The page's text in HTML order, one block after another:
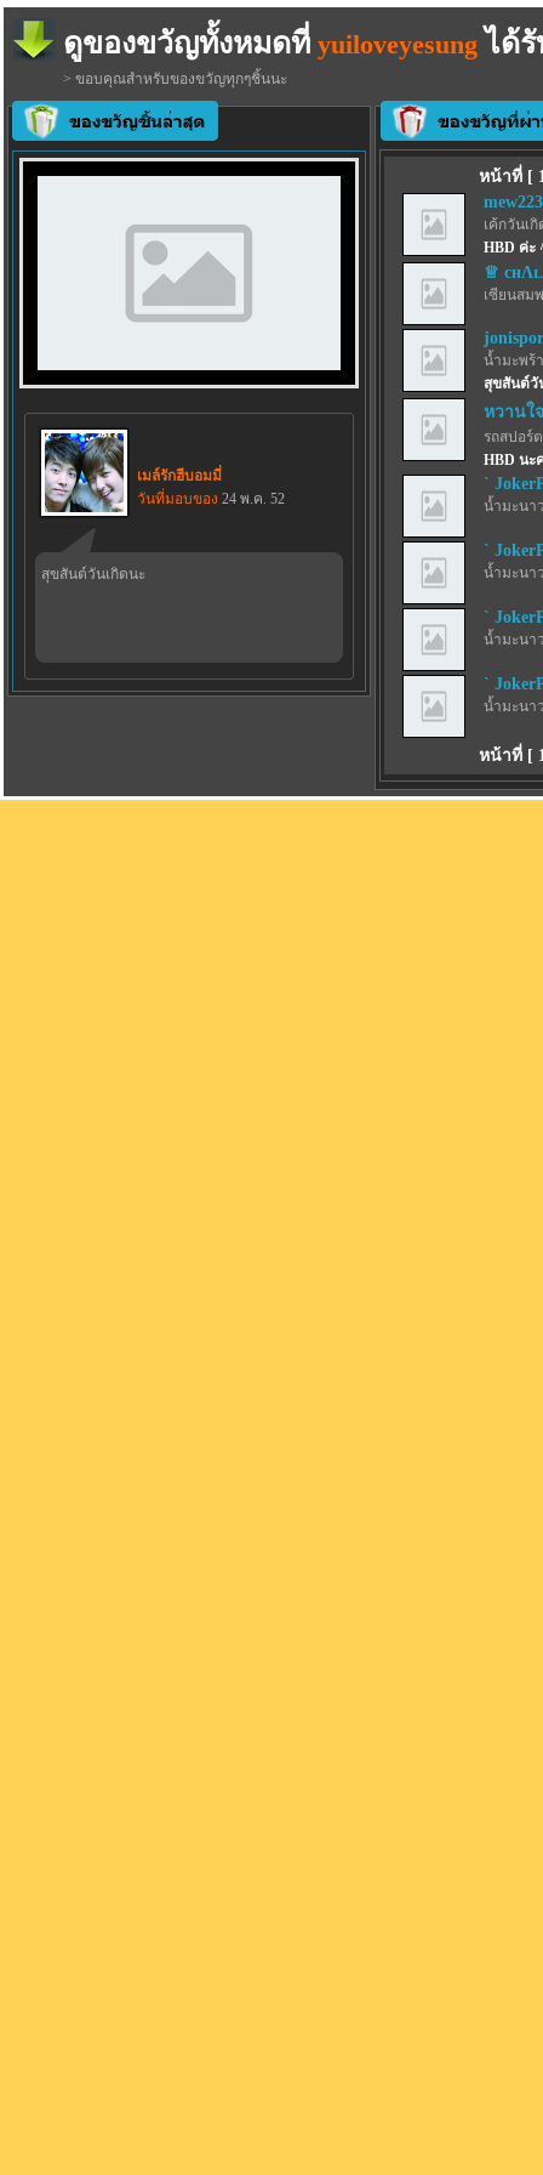
ดูของขวัญทั้งหมดที่ yuiloveyesung ได้
> ขอบคุณสำหรับของขวัญทุกๆชิ้นนะ
เมล์รักฮีบอมมี่
วันที่มอบของ 24 พ.ค. 52
สุขสันต์วันเกิดนะ
หน้าที่ [
เค้กวันเ
HBD ค่ะ
♕
เซียนสม
น้ำมะพร้
สุขสันต์วั
หวานใ
รถสปอร์
HBD นะ
`
น้ำมะนา
`
น้ำมะนา
`
น้ำมะนา
`
น้ำมะนา
หน้าที่ [